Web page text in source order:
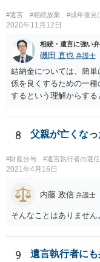
#遺言 #相続放棄 #成年後見
2020年11月12日
相続・遺言に強い
磯田 直也 弁護士
結納金については、簡
係を良くするための一
するという理解からす
ことは困難です。 くれ
を依頼されるのも悪く
8 父親が亡くな
#財産分与 #遺言執行者の選任
2021年4月16日
内藤 政信 弁護士
そんなことはありませ
9
遺言執行者に